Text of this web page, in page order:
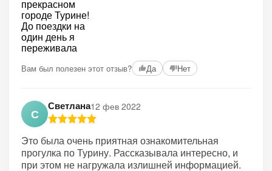
Вам был полезен этот отзыв? Да Нет
С
Светлана12 фев 2022
Это была очень приятная ознакомительная
прогулка по Турину. Рассказывала интересно, и
при этом не нагружала излишней информацией.